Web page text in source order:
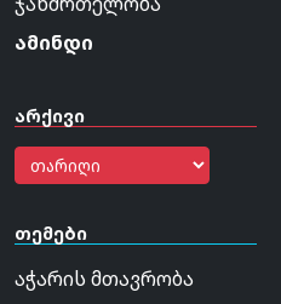
ამინდი
არქივი
თემები
აჭარის მთავრობა